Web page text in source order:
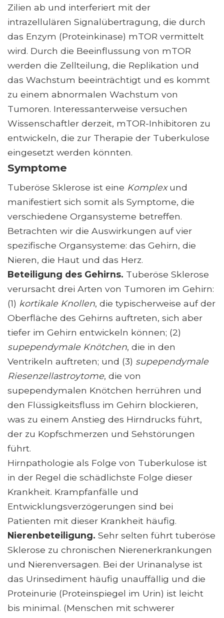
Zilien ab und interferiert mit der
intrazellulären Signalübertragung, die durch
das Enzym (Proteinkinase) mTOR vermittelt
wird. Durch die Beeinflussung von mTOR
werden die Zellteilung, die Replikation und
das Wachstum beeinträchtigt und es kommt
zu einem abnormalen Wachstum von
Tumoren. Interessanterweise versuchen
Wissenschaftler derzeit, mTOR-Inhibitoren zu
entwickeln, die zur Therapie der Tuberkulose
eingesetzt werden könnten.
Symptome
Tuberöse Sklerose ist eine Komplexund
manifestiert sich somit als Symptome, die
verschiedene Organsysteme betreffen.
Betrachten wir die Auswirkungen auf vier
spezifische Organsysteme: das Gehirn, die
Nieren, die Haut und das Herz.
Beteiligung des Gehirns. Tuberöse Sklerose
verursacht drei Arten von Tumoren im Gehirn:
(1) kortikale Knollen, die typischerweise auf der
Oberfläche des Gehirns auftreten, sich aber
tiefer im Gehirn entwickeln können; (2)
supependymale Knötchen, die in den
Ventrikeln auftreten; und (3) supependymale
Riesenzellastroytome, die von
supependymalen Knötchen herrühren und
den Flüssigkeitsfluss im Gehirn blockieren,
was zu einem Anstieg des Hirndrucks führt,
der zu Kopfschmerzen und Sehstörungen
führt.
Hirnpathologie als Folge von Tuberkulose ist
in der Regel die schädlichste Folge dieser
Krankheit. Krampfanfälle und
Entwicklungsverzögerungen sind bei
Patienten mit dieser Krankheit häufig.
Nierenbeteiligung. Sehr selten führt tuberöse
Sklerose zu chronischen Nierenerkrankungen
und Nierenversagen. Bei der Urinanalyse ist
das Urinsediment häufig unauffällig und die
Proteinurie (Proteinspiegel im Urin) ist leicht
bis minimal. (Menschen mit schwerer